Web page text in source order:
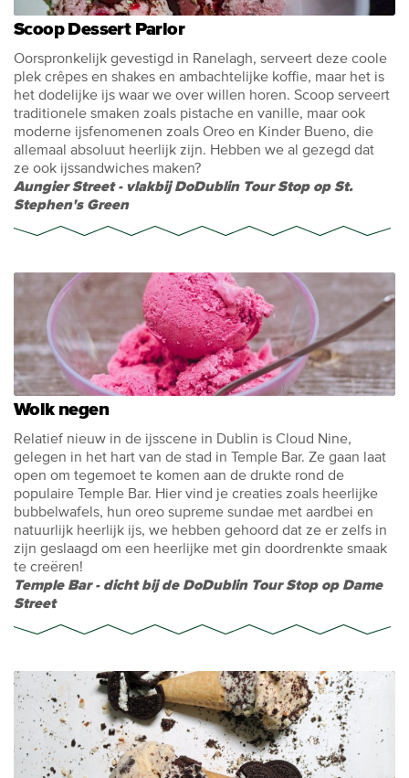
Scoop Dessert Parlor
Oorspronkelijk gevestigd in Ranelagh, serveert deze coole
plek crêpes en shakes en ambachtelijke koffie, maar het is
het dodelijke ijs waar we over willen horen. Scoop serveert
traditionele smaken zoals pistache en vanille, maar ook
moderne ijsfenomenen zoals Oreo en Kinder Bueno, die
allemaal absoluut heerlijk zijn. Hebben we al gezegd dat
ze ook ijssandwiches maken?
Aungier Street - vlakbij DoDublin Tour Stop op St.
Stephen's Green
Wolk negen
Relatief nieuw in de ijsscene in Dublin is Cloud Nine,
gelegen in het hart van de stad in Temple Bar. Ze gaan laat
open om tegemoet te komen aan de drukte rond de
populaire Temple Bar. Hier vind je creaties zoals heerlijke
bubbelwafels, hun oreo supreme sundae met aardbei en
natuurlijk heerlijk ijs, we hebben gehoord dat ze er zelfs in
zijn geslaagd om een heerlijke met gin doordrenkte smaak
te creëren!
Temple Bar - dicht bij de DoDublin Tour Stop op Dame
Street